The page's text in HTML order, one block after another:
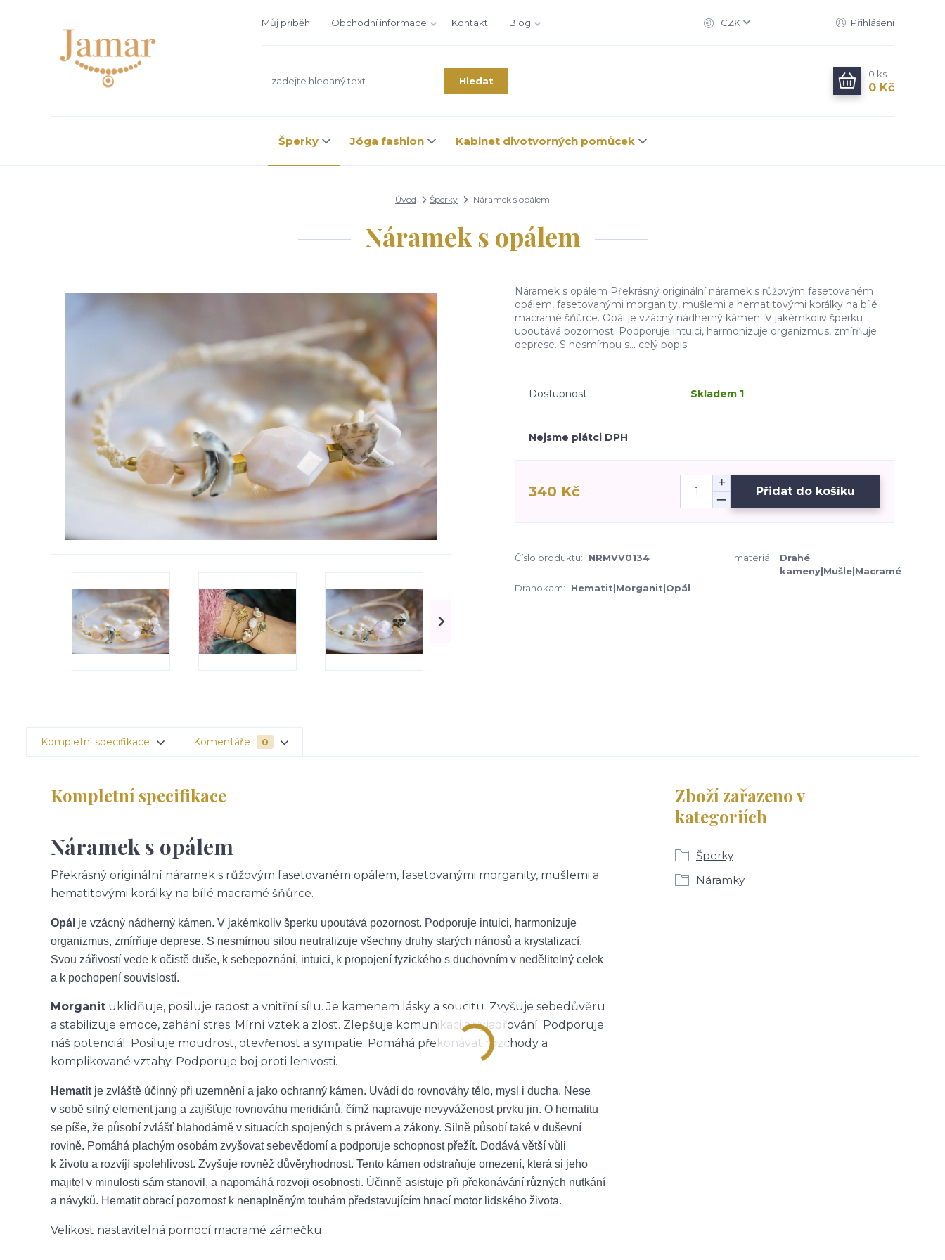
Můj příběh Obchodní informace Kontakt Blog CZK Přihlášení
Hledat
0 ks
0 Kč
Šperky Jóga fashion Kabinet divotvorných pomůcek
Úvod Šperky Náramek s opálem
Náramek s opálem
Náramek s opálem Překrásný originální náramek s růžovým fasetovaném
opálem, fasetovanými morganity, mušlemi a hematitovými korálky na bílé
macramé šňůrce. Opál je vzácný nádherný kámen. V jakémkoliv šperku
upoutává pozornost. Podporuje intuici, harmonizuje organizmus, zmírňuje
deprese. S nesmírnou s... celý popis
Dostupnost Skladem 1
Nejsme plátci DPH
340 Kč Přidat do košíku
Číslo produktu: NRMVV0134 materiál:
Drahé
kameny|Mušle|Macramé
Drahokam:
Hematit|Morganit|Opál
Kompletní specifikace Komentáře 0
Kompletní specifikace
Náramek s opálem
Překrásný originální náramek s růžovým fasetovaném opálem, fasetovanými morganity, mušlemi a
hematitovými korálky na bílé macramé šňůrce.
Opál je vzácný nádherný kámen. V jakémkoliv šperku upoutává pozornost. Podporuje intuici, harmonizuje
organizmus, zmírňuje deprese. S nesmírnou silou neutralizuje všechny druhy starých nánosů a krystalizací.
Svou zářivostí vede k očistě duše, k sebepoznání, intuici, k propojení fyzického s duchovním v nedělitelný celek
a k pochopení souvislostí.
Morganit uklidňuje, posiluje radost a vnitřní sílu. Je kamenem lásky a soucitu. Zvyšuje sebedůvěru
a stabilizuje emoce, zahání stres. Mírní vztek a zlost. Zlepšuje komunikaci a vyjadřování. Podporuje
náš potenciál. Posiluje moudrost, otevřenost a sympatie. Pomáhá překonávat rozchody a
komplikované vztahy. Podporuje boj proti lenivosti.
Hematit je zvláště účinný při uzemnění a jako ochranný kámen. Uvádí do rovnováhy tělo, mysl i ducha. Nese
v sobě silný element jang a zajišťuje rovnováhu meridiánů, čímž napravuje nevyváženost prvku jin. O hematitu
se píše, že působí zvlášť blahodárně v situacích spojených s právem a zákony. Silně působí také v duševní
rovině. Pomáhá plachým osobám zvyšovat sebevědomí a podporuje schopnost přežít. Dodává větší vůli
k životu a rozvíjí spolehlivost. Zvyšuje rovněž důvěryhodnost. Tento kámen odstraňuje omezení, která si jeho
majitel v minulosti sám stanovil, a napomáhá rozvoji osobnosti. Účinně asistuje při překonávání různých nutkání
a návyků. Hematit obrací pozornost k nenaplněným touhám představujícím hnací motor lidského života.
Velikost nastavitelná pomocí macramé zámečku
Zboží zařazeno v
kategoriích
Šperky
Náramky